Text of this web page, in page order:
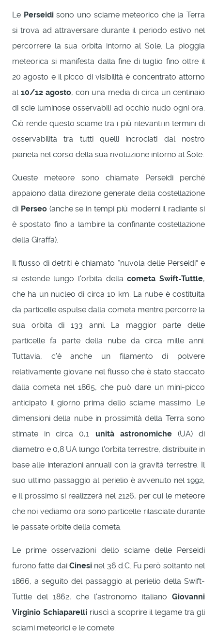
Le Perseidisono uno sciame meteorico che la Terra
si trova ad attraversare durante il periodo estivo nel
percorrere la sua orbita intorno al Sole. La pioggia
meteorica si manifesta dalla fine di luglio fino oltre il
20 agosto e il picco di visibilità è concentrato attorno
al10/12 agosto, con una media di circa un centinaio
di scie luminose osservabili ad occhio nudo ogni ora.
Ciò rende questo sciame tra i più rilevanti in termini di
osservabilità tra tutti quelli incrociati dal nostro
pianeta nel corso della sua rivoluzione intorno al Sole.
Queste meteore sono chiamate Perseidi perché
appaiono dalla direzione generale della costellazione
di Perseo(anche se in tempi più moderni il radiante si
è spostato fino a lambire la confinante costellazione
della Giraffa).
Il flusso di detriti è chiamato “nuvola delle Perseidi” e
si estende lungo l'orbita dellacometa Swift-Tuttle,
che ha un nucleo di circa 10 km. La nube è costituita
da particelle espulse dalla cometa mentre percorre la
sua orbita di 133 anni. La maggior parte delle
particelle fa parte della nube da circa mille anni.
Tuttavia, c'è anche un filamento di polvere
relativamente giovane nel flusso che è stato staccato
dalla cometa nel 1865, che può dare un mini-picco
anticipato il giorno prima dello sciame massimo. Le
dimensioni della nube in prossimità della Terra sono
stimate in circa 0,1 unità astronomiche(UA) di
diametro e 0,8 UA lungo l'orbita terrestre, distribuite in
base alle interazioni annuali con la gravità terrestre. Il
suo ultimo passaggio al perielio è avvenuto nel 1992,
e il prossimo si realizzerà nel 2126, per cui le meteore
che noi vediamo ora sono particelle rilasciate durante
le passate orbite della cometa.
Le prime osservazioni dello sciame delle Perseidi
furono fatte dai Cinesinel 36 d.C. Fu però soltanto nel
1866, a seguito del passaggio al perielio della Swift-
Tuttle del 1862, che l'astronomo italiano Giovanni
Virginio Schiaparelliriuscì a scoprire il legame tra gli
sciami meteorici e le comete.